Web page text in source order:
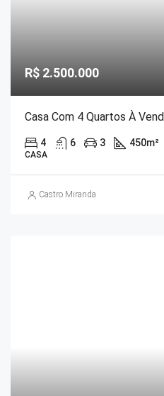
R$ 2.500.000
Casa Com 4 Quartos À
4 6 3 450m²
CASA
Castro Miranda